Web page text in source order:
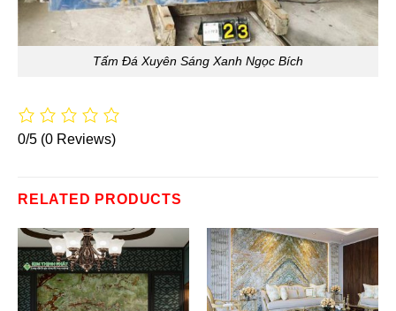
Tấm Đá Xuyên Sáng Xanh Ngọc Bích
0/5 (0 Reviews)
RELATED PRODUCTS